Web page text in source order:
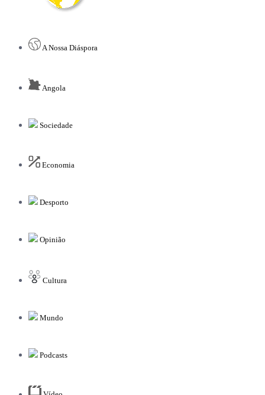
A Nossa Diáspora
Angola
Sociedade
Economia
Desporto
Opinião
Cultura
Mundo
Podcasts